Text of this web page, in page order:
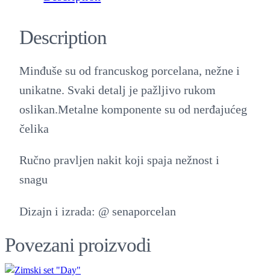
Description
Minđuše su od francuskog porcelana, nežne i
unikatne. Svaki detalj je pažljivo rukom
oslikan.Metalne komponente su od nerđajućeg
čelika
Ručno pravljen nakit koji spaja nežnost i
snagu
Dizajn i izrada: @ senaporcelan
Povezani proizvodi